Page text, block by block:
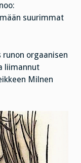
suurimmat
runon orgaanisen
liimannut
Milnen